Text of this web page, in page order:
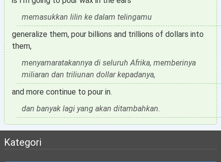
memasukkan lilin ke dalam telingamu
generalize them, pour billions and trillions of dollars into
them,
menyamaratakannya di seluruh Afrika, memberinya
miliaran dan triliunan dollar kepadanya,
and more continue to pour in.
dan banyak lagi yang akan ditambahkan.
Kategori